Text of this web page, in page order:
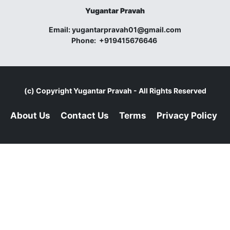
Yugantar Pravah
Email:yugantarpravah01@gmail.com
Phone: +919415676646
(c) CopyrightYugantar Pravah - All Rights Reserved
About Us Contact Us Terms Privacy Policy